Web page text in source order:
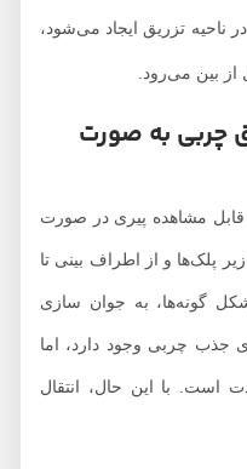
تزریق ایجاد می‌شود،
می‌رود.
به صورت
مشاهده پیری در صورت
و از اطراف بینی تا
به جوان سازی
چربی وجود دارد، اما
با این حال، انتقال